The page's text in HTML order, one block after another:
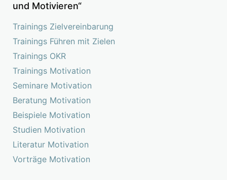
und Motivieren“
Trainings Zielvereinbarung
Trainings Führen mit Zielen
Trainings OKR
Trainings Motivation
Seminare Motivation
Beratung Motivation
Beispiele Motivation
Studien Motivation
Literatur Motivation
Vorträge Motivation